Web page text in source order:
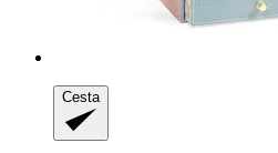
Cesta